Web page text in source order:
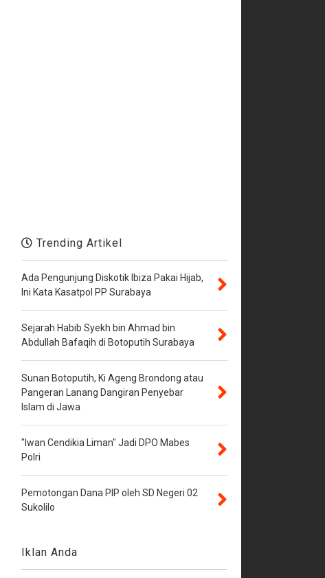
Trending Artikel
Ada Pengunjung Diskotik Ibiza Pakai Hijab,
Ini Kata Kasatpol PP Surabaya
Sejarah Habib Syekh bin Ahmad bin
Abdullah Bafaqih di Botoputih Surabaya
Sunan Botoputih, Ki Ageng Brondong atau
Pangeran Lanang Dangiran Penyebar
Islam di Jawa
"Iwan Cendikia Liman" Jadi DPO Mabes
Polri
Pemotongan Dana PIP oleh SD Negeri 02
Sukolilo
Iklan Anda